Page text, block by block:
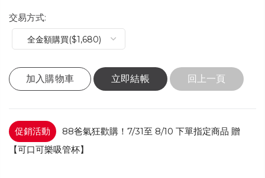
交易方式:
加入購物車 立即結帳 回上一頁
促銷活動
88爸氣狂歡購！7/31至 8/10 下單指定商品 贈
【可口可樂吸管杯】